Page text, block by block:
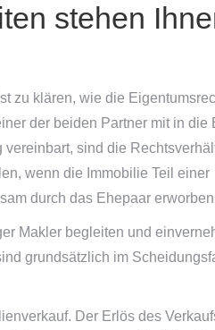
stehen
zu klären, wie die
der beiden Partner mit in die
sind die
wenn die Immobilie Teil einer
durch das Ehepaar
Makler begleiten und
grundsätzlich im
Der Erlös des